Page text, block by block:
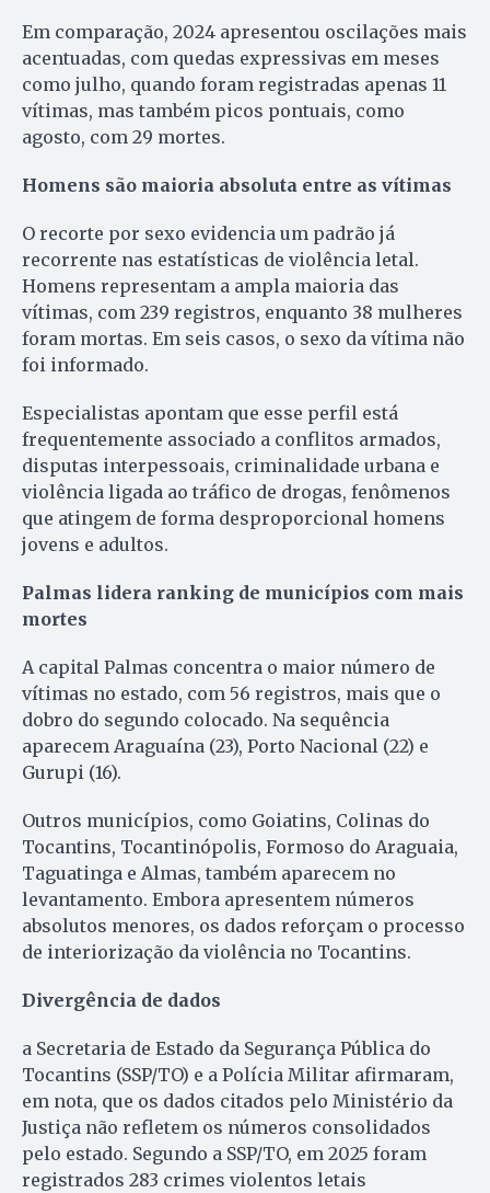
Em comparação, 2024 apresentou oscilações mais
acentuadas, com quedas expressivas em meses
como julho, quando foram registradas apenas 11
vítimas, mas também picos pontuais, como
agosto, com 29 mortes.
Homens são maioria absoluta entre as vítimas
O recorte por sexo evidencia um padrão já
recorrente nas estatísticas de violência letal.
Homens representam a ampla maioria das
vítimas, com 239 registros, enquanto 38 mulheres
foram mortas. Em seis casos, o sexo da vítima não
foi informado.
Especialistas apontam que esse perfil está
frequentemente associado a conflitos armados,
disputas interpessoais, criminalidade urbana e
violência ligada ao tráfico de drogas, fenômenos
que atingem de forma desproporcional homens
jovens e adultos.
Palmas lidera ranking de municípios com mais
mortes
A capital Palmas concentra o maior número de
vítimas no estado, com 56 registros, mais que o
dobro do segundo colocado. Na sequência
aparecem Araguaína (23), Porto Nacional (22) e
Gurupi (16).
Outros municípios, como Goiatins, Colinas do
Tocantins, Tocantinópolis, Formoso do Araguaia,
Taguatinga e Almas, também aparecem no
levantamento. Embora apresentem números
absolutos menores, os dados reforçam o processo
de interiorização da violência no Tocantins.
Divergência de dados
a Secretaria de Estado da Segurança Pública do
Tocantins (SSP/TO) e a Polícia Militar afirmaram,
em nota, que os dados citados pelo Ministério da
Justiça não refletem os números consolidados
pelo estado. Segundo a SSP/TO, em 2025 foram
registrados 283 crimes violentos letais